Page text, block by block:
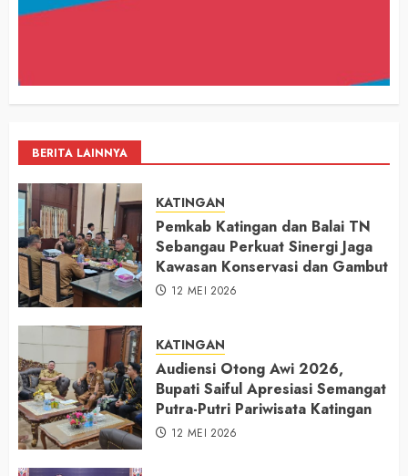
BERITA LAINNYA
KATINGAN
Pemkab Katingan dan Balai TN
Sebangau Perkuat Sinergi Jaga
Kawasan Konservasi dan Gambut
12 MEI 2026
KATINGAN
Audiensi Otong Awi 2026,
Bupati Saiful Apresiasi Semangat
Putra-Putri Pariwisata Katingan
12 MEI 2026